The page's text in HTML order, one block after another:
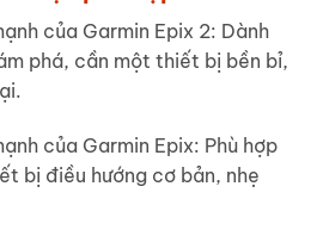
của Garmin Epix 2: Dành
phá, cần một thiết bị bền bỉ,
của Garmin Epix: Phù hợp
bị điều hướng cơ bản, nhẹ